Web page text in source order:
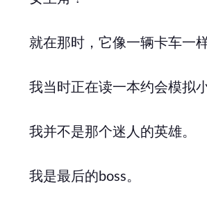
就在那时，它像一辆卡车一
我当时正在读一本约会模拟小
我并不是那个迷人的英雄。
我是最后的boss。